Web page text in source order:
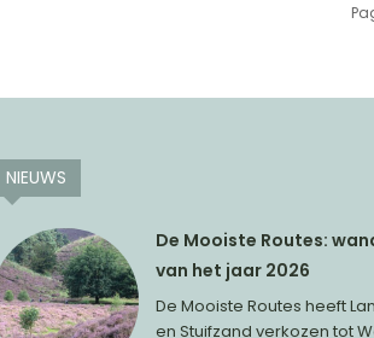
NIEUWS
De Mooiste Routes:
van het jaar 2026
De Mooiste Routes heeft
en Stuifzand verkozen tot